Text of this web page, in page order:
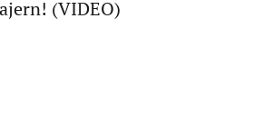
(VIDEO)